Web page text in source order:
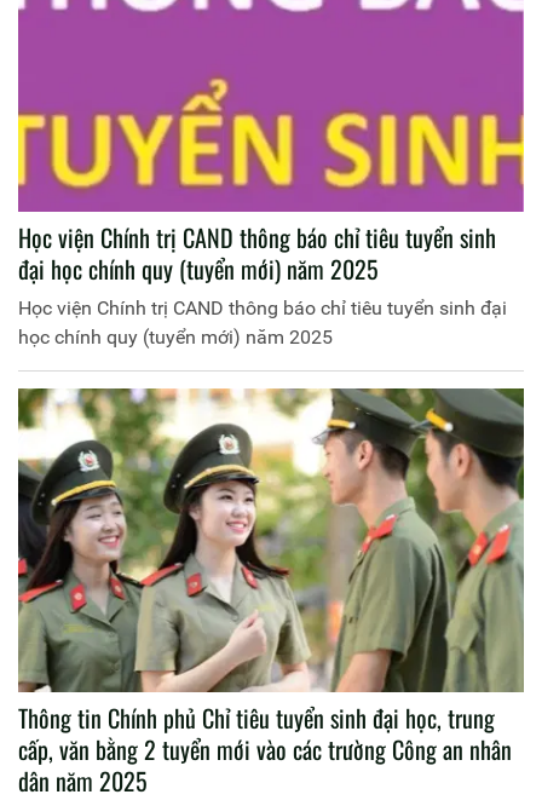
Học viện Chính trị CAND thông báo chỉ tiêu tuyển sinh
đại học chính quy (tuyển mới) năm 2025
Học viện Chính trị CAND thông báo chỉ tiêu tuyển sinh đại
học chính quy (tuyển mới) năm 2025
Thông tin Chính phủ Chỉ tiêu tuyển sinh đại học, trung
cấp, văn bằng 2 tuyển mới vào các trường Công an nhân
dân năm 2025